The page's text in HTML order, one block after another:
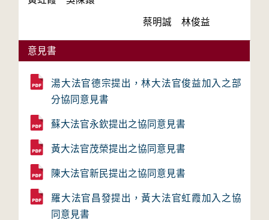
蔡明誠　林俊益
意見書
湯大法官德宗提出，林大法官俊益加入之部
分協同意見書
蘇大法官永欽提出之協同意見書
黃大法官茂榮提出之協同意見書
陳大法官新民提出之協同意見書
羅大法官昌發提出，黃大法官虹霞加入之協
同意見書